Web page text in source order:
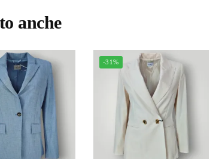
anche
-31%